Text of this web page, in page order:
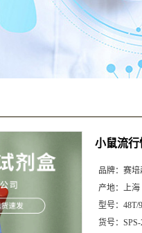
小鼠流行
品牌： 赛培
产地： 上海
型号： 48T/
货号：